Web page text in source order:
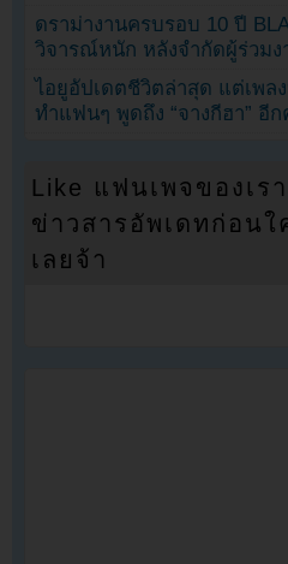
ดราม่างานครบรอบ 10 ปี
วิจารณ์หนัก หลังจำกัดผู้ร่วม
ไอยูอัปเดตชีวิตล่าสุด แต่เพล
ทำแฟนๆ พูดถึง “จางกีฮา” อีก
Like แฟนเพจของเร
ข่าวสารอัพเดทก่อนใ
เลยจ้า